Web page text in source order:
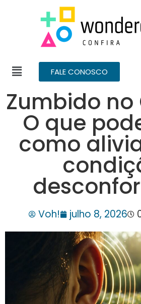
FALE CONOSCO
Zumbido no
O que
como
Voh! julho 8, 2026